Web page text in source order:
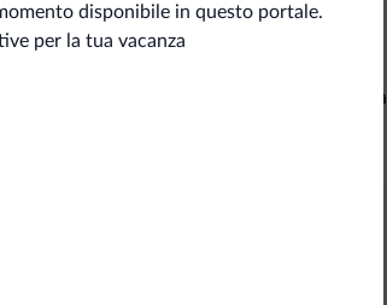
Cassetta di sicurezza
disponibile in questo portale.
per la tua vacanza